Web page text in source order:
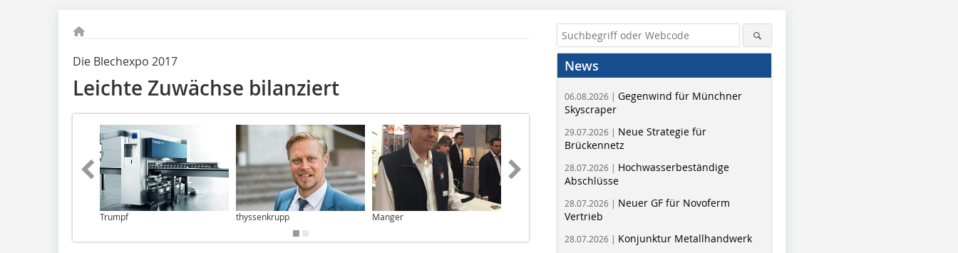
Die Blechexpo 2017
Leichte Zuwächse bilanziert
Trumpf thyssenkrupp Manger
News
06.08.2026 | Gegenwind für Münchner
Skyscraper
29.07.2026 | Neue Strategie für
Brückennetz
28.07.2026 | Hochwasserbeständige
Abschlüsse
28.07.2026 | Neuer GF für Novoferm
Vertrieb
28.07.2026 | Konjunktur Metallhandwerk